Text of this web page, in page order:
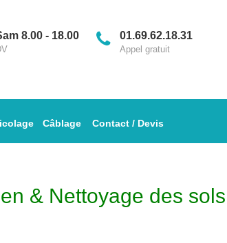
01.69.62.18.31
Appel gratuit
8.00 - 18.00
Câblage Contact / Devis
& Nettoyage des sols